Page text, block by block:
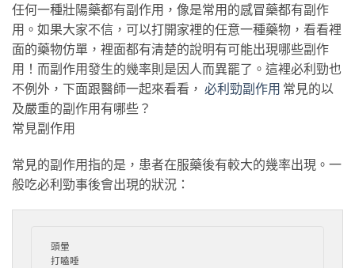
任何一種壯陽藥都有副作用，像是常用的感冒藥都有副作
用。如果大家不信，可以打開家裡的任意一種藥物，看看裡
面的藥物仿單，裡面都有清楚的說明有可能出現哪些副作
用！而副作用發生的幾率則是因人而異罷了。這裡必利勁也
不例外，下面跟醫師一起來看看， 必利勁副作用 常見的以
及嚴重的副作用有哪些？
常見副作用
常見的副作用指的是，患者在服藥後有較大的幾率出現。一
般吃必利勁事後會出現的狀況：
頭暈
打瞌睡